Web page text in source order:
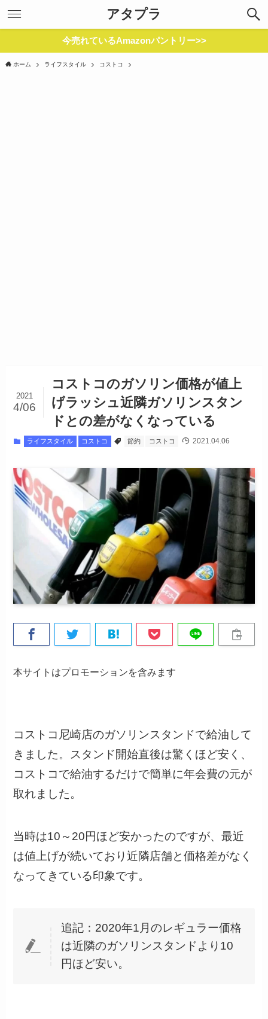
アタプラ
今売れているAmazonパントリー>>
ホーム ライフスタイル コストコ
コストコのガソリン価格が値上
げラッシュ近隣ガソリンスタン
ドとの差がなくなっている
2021
4/06
ライフスタイル コストコ 節約 コストコ 2021.04.06
本サイトはプロモーションを含みます
コストコ尼崎店のガソリンスタンドで給油して
きました。スタンド開始直後は驚くほど安く、
コストコで給油するだけで簡単に年会費の元が
取れました。
当時は10～20円ほど安かったのですが、最近
は値上げが続いており近隣店舗と価格差がなく
なってきている印象です。
追記：2020年1月のレギュラー価格
は近隣のガソリンスタンドより10
円ほど安い。